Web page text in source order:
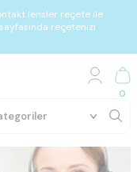
lensler reçete ile
reçetenizi
0